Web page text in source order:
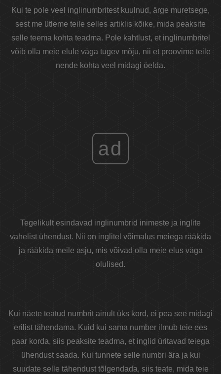
Kui te pole veel inglinumbritest kuulnud, ärge muretsege,
sest me ütleme teile selles artiklis kõike, mida peaksite
selle teema kohta teadma. Pole kahtlust, et inglinumbritel
võib olla meie elule väga tugev mõju, nii et proovime teile
nende kohta veel midagi öelda.
ad
Tegelikult esindavad inglinumbrid inimeste ja inglite
vahelist ühendust. Nii on inglitel võimalus meiega rääkida
ja rääkida meile asju, mis võivad olla meie elus väga
olulised.
Kui näete teatud numbrit ainult üks kord, ei pea see midagi
erilist tähendama. Kuid kui sama number ilmub teie ees
paar korda, siis peaksite teadma, et inglid üritavad teiega
ühendust saada. Kui tunnete selle numbri ära ja kui
suudate selle tähendust tõlgendada, siis teate, mida teie